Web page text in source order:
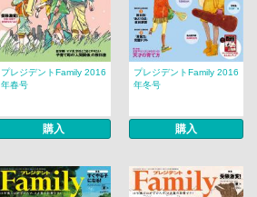
プレジデントFamily 2016
年春号
購入
プレジデントFamily 2016
年冬号
購入